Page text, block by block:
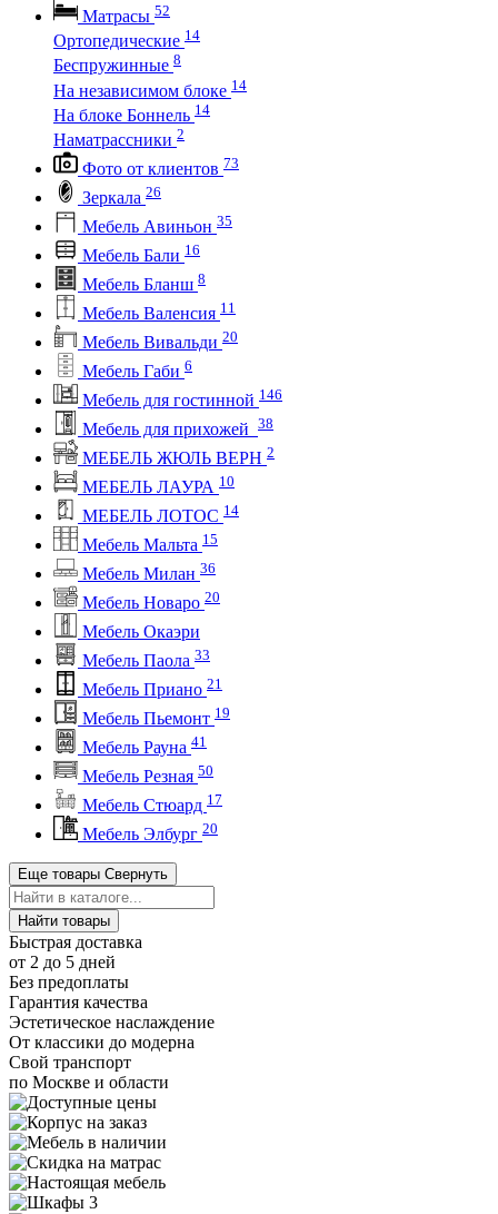
Матрасы 52
Ортопедические 14
Беспружинные 8
На независимом блоке 14
На блоке Боннель 14
Наматрассники 2
Фото от клиентов 73
Зеркала 26
Мебель Авиньон 35
Мебель Бали 16
Мебель Бланш 8
Мебель Валенсия 11
Мебель Вивальди 20
Мебель Габи 6
Мебель для гостинной 146
Мебель для прихожей 38
МЕБЕЛЬ ЖЮЛЬ ВЕРН 2
МЕБЕЛЬ ЛАУРА 10
МЕБЕЛЬ ЛОТОС 14
Мебель Мальта 15
Мебель Милан 36
Мебель Новаро 20
Мебель Окаэри
Мебель Паола 33
Мебель Приано 21
Мебель Пьемонт 19
Мебель Рауна 41
Мебель Резная 50
Мебель Стюард 17
Мебель Элбург 20
Еще товары Свернуть
Найти товары
Быстрая доставка
от 2 до 5 дней
Без предоплаты
Гарантия качества
Эстетическое наслаждение
От классики до модерна
Свой транспорт
по Москве и области